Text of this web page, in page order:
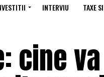
INTERVIU TAXE
cine